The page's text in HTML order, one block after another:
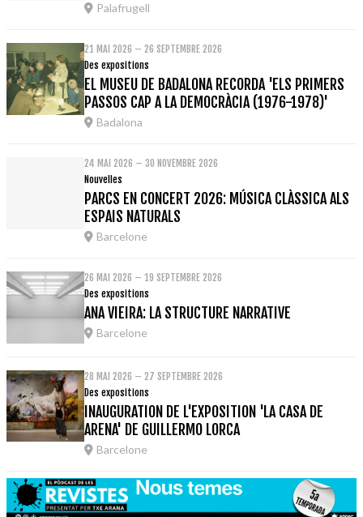
Palafrugell
21 MAI 2026 – 26 SEPTEMBRE 2026
Des expositions
EL MUSEU DE BADALONA RECORDA 'ELS PRIMERS
PASSOS CAP A LA DEMOCRÀCIA (1976-1978)'
Badalona
24 MAI 2026 – 30 NOVEMBRE 2026
Nouvelles
PARCS EN CONCERT 2026: MÚSICA CLÀSSICA ALS
ESPAIS NATURALS
Barcelone
26 MAI 2026 – 19 SEPTEMBRE 2026
Des expositions
ANA VIEIRA: LA STRUCTURE NARRATIVE
Barcelone
28 MAI 2026 – 27 SEPTEMBRE 2026
Des expositions
INAUGURATION DE L'EXPOSITION 'LA CASA DE
ARENA' DE GUILLERMO LORCA
Barcelone